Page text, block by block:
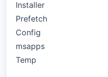
Installer
Prefetch
Config
msapps
Temp